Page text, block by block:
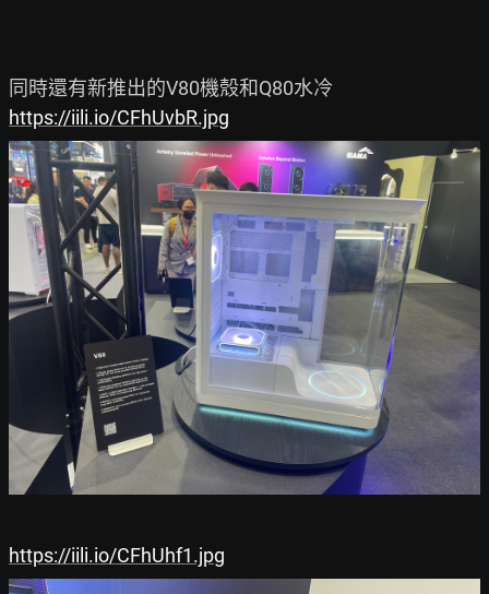
https://iili.io/CFhUvbR.jpg
https://iili.io/CFhUhf1.jpg